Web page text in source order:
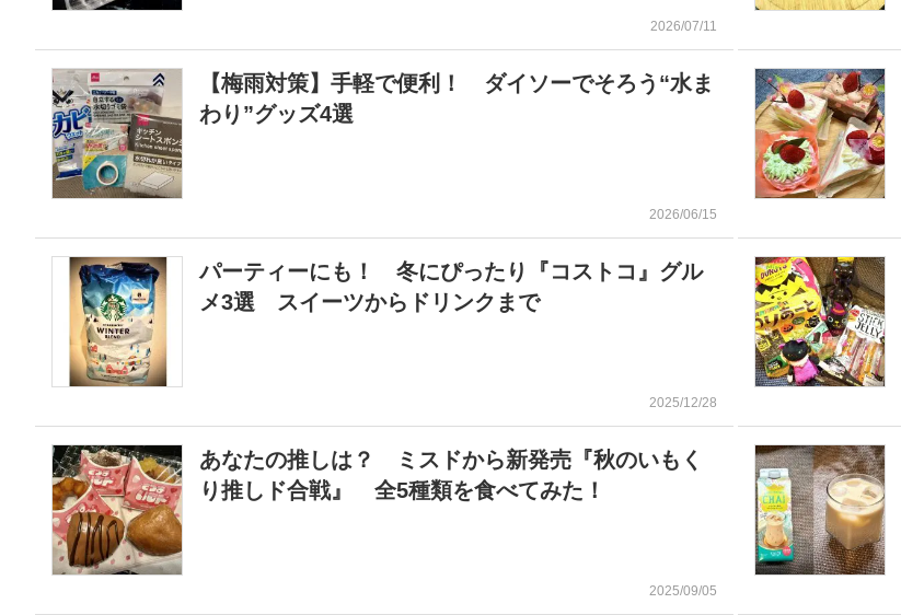
2026/07/11
【梅雨対策】手軽で便利！ ダイソーでそろう“水ま
わり”グッズ4選
2026/06/15
パーティーにも！ 冬にぴったり『コストコ』グル
メ3選 スイーツからドリンクまで
2025/12/28
あなたの推しは？ ミスドから新発売『秋のいもく
り推しド合戦』 全5種類を食べてみた！
2025/09/05